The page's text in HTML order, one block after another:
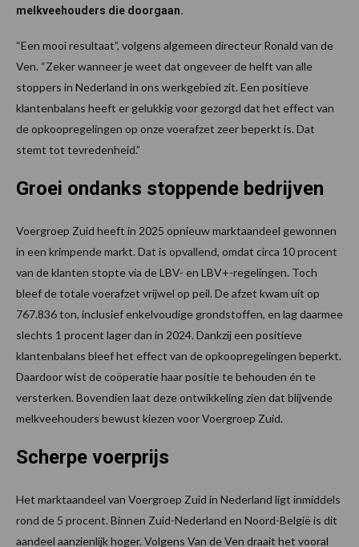
melkveehouders die doorgaan.
“Een mooi resultaat”, volgens algemeen directeur Ronald van de
Ven. “Zeker wanneer je weet dat ongeveer de helft van alle
stoppers in Nederland in ons werkgebied zit. Een positieve
klantenbalans heeft er gelukkig voor gezorgd dat het effect van
de opkoopregelingen op onze voerafzet zeer beperkt is. Dat
stemt tot tevredenheid.”
Groei ondanks stoppende bedrijven
Voergroep Zuid heeft in 2025 opnieuw marktaandeel gewonnen
in een krimpende markt. Dat is opvallend, omdat circa 10 procent
van de klanten stopte via de LBV- en LBV+-regelingen. Toch
bleef de totale voerafzet vrijwel op peil. De afzet kwam uit op
767.836 ton, inclusief enkelvoudige grondstoffen, en lag daarmee
slechts 1 procent lager dan in 2024. Dankzij een positieve
klantenbalans bleef het effect van de opkoopregelingen beperkt.
Daardoor wist de coöperatie haar positie te behouden én te
versterken. Bovendien laat deze ontwikkeling zien dat blijvende
melkveehouders bewust kiezen voor Voergroep Zuid.
Scherpe voerprijs
Het marktaandeel van Voergroep Zuid in Nederland ligt inmiddels
rond de 5 procent. Binnen Zuid-Nederland en Noord-België is dit
aandeel aanzienlijk hoger. Volgens Van de Ven draait het vooral